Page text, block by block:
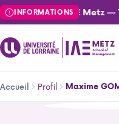
Aller
au
contenu
principal
INFORMATIONS
de l'IAE Metz—
d'Ariane
Accueil Profil Maxime